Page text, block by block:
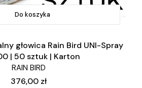
Do koszyka
głowica Rain Bird UNI-Spray
| 50 sztuk | Karton
RAIN BIRD
Cena
376,00 zł